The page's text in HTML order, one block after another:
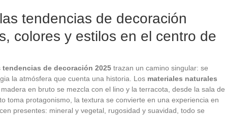
tendencias de decoración
colores y estilos en el centro de
tendencias de decoración 2025 trazan un camino singular: se
la atmósfera que cuenta una historia. Los materiales naturales
en bruto se mezcla con el lino y la terracota, desde la sala de
toma protagonismo, la textura se convierte en una experiencia en
presentes: mineral y vegetal, rugosidad y suavidad, todo se